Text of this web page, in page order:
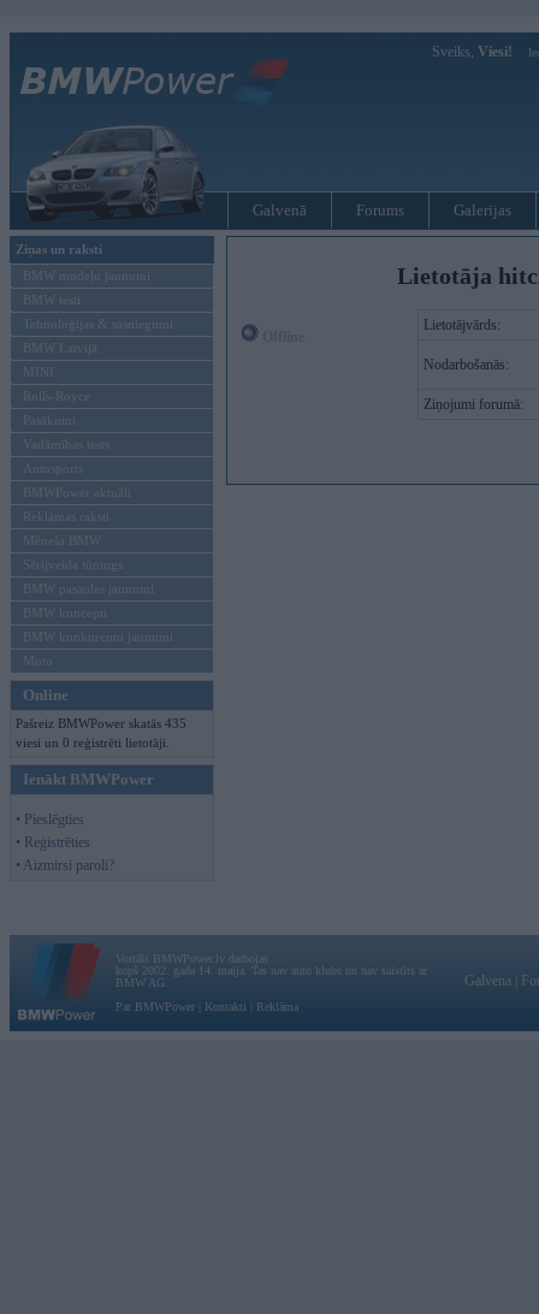
Sveiks, Viesi!
Galvenā Forums Galerijas
Ziņas un raksti
BMW modeļu jaunumi
BMW testi
Tehnoloģijas & sasniegumi
BMW Latvijā
MINI
Rolls-Royce
Pasākumi
Vadāmības tests
Autosports
BMWPower aktuāli
Reklāmas raksti
Mēneša BMW
Sērijveida tūnings
BMW pasaules jaunumi
BMW koncepti
BMW konkurentu jaunumi
Moto
Online
Pašreiz BMWPower skatās 435
viesi un 0 reģistrēti lietotāji.
Ienākt BMWPower
• Pieslēgties
• Reģistrēties
• Aizmirsi paroli?
Lietotāja
Lietotājvārds:
Nodarbošanās:
Ziņojumi forumā:
Vortāls BMWPower.lv darbojas
kopš 2002. gada 14. maija. Tas nav auto klubs un nav saistīts ar
BMW AG.
Par BMWPower
Kontakti Reklāma
Galvena